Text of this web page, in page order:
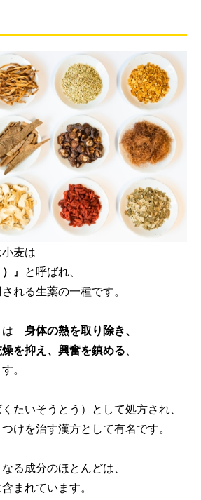
麦は
』 と呼ばれ、
れる生薬の一種です。
は 身体の熱を取り除き、
を抑え、興奮を鎮める、
。
たいそうとう）として処方され、
けを治す漢方として有名です。
る成分のほとんどは、
まれています。